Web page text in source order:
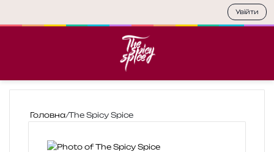
Головна/The Spicy Spice
Увійти